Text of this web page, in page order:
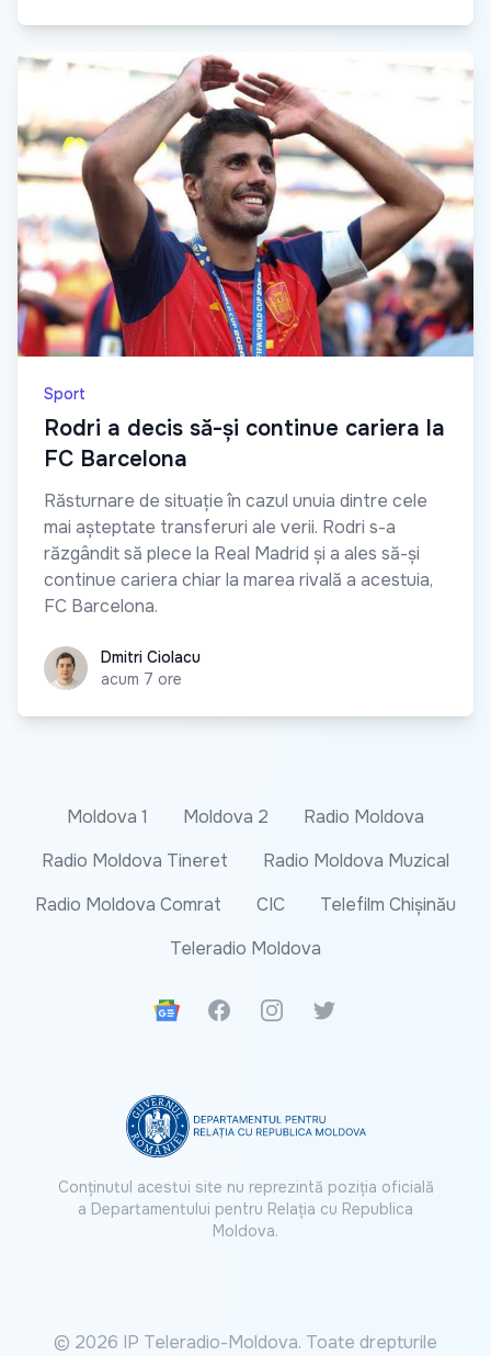
Sport
Rodri a decis să-și continue cariera la
FC Barcelona
Răsturnare de situație în cazul unuia dintre cele
mai așteptate transferuri ale verii. Rodri s-a
răzgândit să plece la Real Madrid și a ales să-și
continue cariera chiar la marea rivală a acestuia,
FC Barcelona.
Dmitri Ciolacu
Dmitri Ciolacu
acum 7 ore
Moldova 1 Moldova 2
Radio Moldova
Radio Moldova Tineret
Radio Moldova Muzical
Radio Moldova Comrat
CIC
Telefilm Chișinău
Teleradio Moldova
Google News
FacebookInstagramTwitter
Conținutul acestui site nu reprezintă poziția oficială
a Departamentului pentru Relația cu Republica
Moldova.
© 2026 IP Teleradio-Moldova. Toate drepturile